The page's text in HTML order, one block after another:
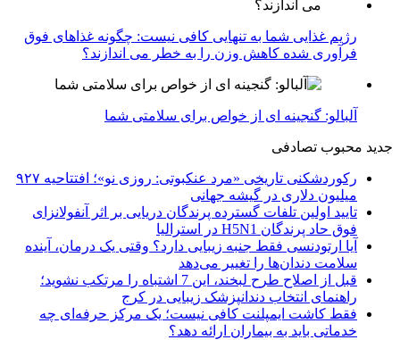
رژیم غذایی شما به تنهایی کافی نیست: چگونه غذاهای فوق
فرآوری شده کاهش وزن را به خطر می اندازند؟
آلبالو: گنجینه ای از خواص برای سلامتی شما
جدید محبوب تصادفی
رکوردشکنی تاریخی «مرد عنکبوتی: روزی نو»؛ افتتاحیه ۹۲۷
میلیون دلاری در گیشه جهانی
تایید اولین تلفات گسترده پرندگان دریایی بر اثر آنفولانزای
فوق حاد پرندگان H5N1 در استرالیا
آیا ارتودنسی فقط جنبه زیبایی دارد؟ وقتی یک درمان، آینده
سلامت دندان‌ها را تغییر می‌دهد
قبل از اصلاح طرح لبخند، این 7 اشتباه را مرتکب نشوید؛
راهنمای انتخاب دندانپزشک زیبایی در کرج
فقط کاشت ایمپلنت کافی نیست؛ یک مرکز حرفه‌ای چه
خدماتی باید به بیماران ارائه دهد؟